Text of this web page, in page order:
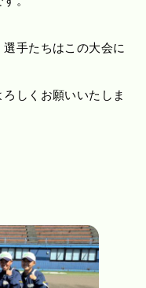
手たちはこの大会に
しくお願いいたしま